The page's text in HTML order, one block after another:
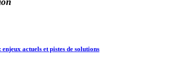
actuels et pistes de solutions